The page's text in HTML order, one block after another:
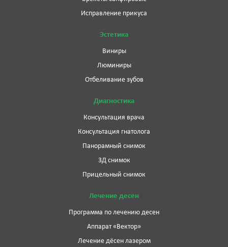
Исправление прикуса
Эстетика
Виниры
Люминиры
Отбеливание зубов
Диагностика
Консультация врача
Консультация гнатолога
Панорамный снимок
3Д снимок
Прицельный снимок
Лечение десен
Программа по лечению десен
Аппарат «Вектор»
Лечение дёсен лазером